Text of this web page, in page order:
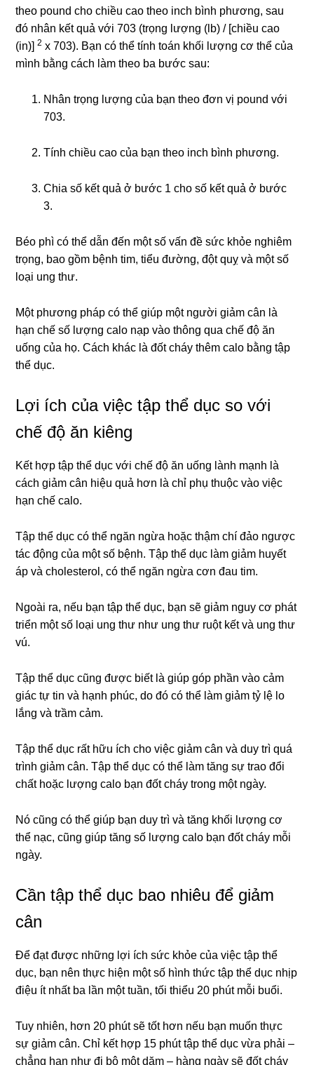
theo pound cho chiều cao theo inch bình phương, sau
đó nhân kết quả với 703 (trọng lượng (lb) / [chiều cao
(in)]2 x 703). Bạn có thể tính toán khối lượng cơ thể của
mình bằng cách làm theo ba bước sau:
Nhân trọng lượng của bạn theo đơn vị pound với
703.
Tính chiều cao của bạn theo inch bình phương.
Chia số kết quả ở bước 1 cho số kết quả ở bước
3.
Béo phì có thể dẫn đến một số vấn đề sức khỏe nghiêm
trọng, bao gồm bệnh tim, tiểu đường, đột quỵ và một số
loại ung thư.
Một phương pháp có thể giúp một người giảm cân là
hạn chế số lượng calo nạp vào thông qua chế độ ăn
uống của họ. Cách khác là đốt cháy thêm calo bằng tập
thể dục.
Lợi ích của việc tập thể dục so với
chế độ ăn kiêng
Kết hợp tập thể dục với chế độ ăn uống lành mạnh là
cách giảm cân hiệu quả hơn là chỉ phụ thuộc vào việc
hạn chế calo.
Tập thể dục có thể ngăn ngừa hoặc thậm chí đảo ngược
tác động của một số bệnh. Tập thể dục làm giảm huyết
áp và cholesterol, có thể ngăn ngừa cơn đau tim.
Ngoài ra, nếu bạn tập thể dục, bạn sẽ giảm nguy cơ phát
triển một số loại ung thư như ung thư ruột kết và ung thư
vú.
Tập thể dục cũng được biết là giúp góp phần vào cảm
giác tự tin và hạnh phúc, do đó có thể làm giảm tỷ lệ lo
lắng và trầm cảm.
Tập thể dục rất hữu ích cho việc giảm cân và duy trì quá
trình giảm cân. Tập thể dục có thể làm tăng sự trao đổi
chất hoặc lượng calo bạn đốt cháy trong một ngày.
Nó cũng có thể giúp bạn duy trì và tăng khối lượng cơ
thể nạc, cũng giúp tăng số lượng calo bạn đốt cháy mỗi
ngày.
Cần tập thể dục bao nhiêu để giảm
cân
Để đạt được những lợi ích sức khỏe của việc tập thể
dục, bạn nên thực hiện một số hình thức tập thể dục nhịp
điệu ít nhất ba lần một tuần, tối thiểu 20 phút mỗi buổi.
Tuy nhiên, hơn 20 phút sẽ tốt hơn nếu bạn muốn thực
sự giảm cân.Chỉ kết hợp 15 phút tập thể dục vừa phải –
chẳng hạn như đi bộ một dặm – hàng ngày sẽ đốt cháy